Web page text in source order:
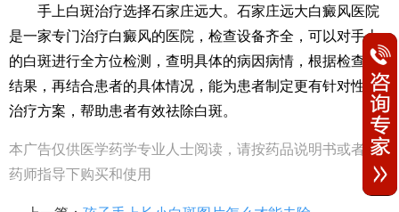
手上白斑治疗选择石家庄远大。石家庄远大白癜风医院
是一家专门治疗白癜风的医院，检查设备齐全，可以对手上
的白斑进行全方位检测，查明具体的病因病情，根据检查的
结果，再结合患者的具体情况，能为患者制定更有针对性的
治疗方案，帮助患者有效祛除白斑。
本广告仅供医学药学专业人士阅读，请按药品说明书或者在
药师指导下购买和使用